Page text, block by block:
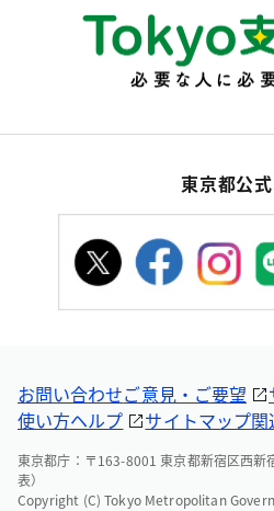
東京都公
お問い合わせご意見・ご要望
使い方ヘルプ
サイトマップ関
東京都庁：〒163-8001 東京都新宿区西
表）
Copyright (C) Tokyo Metropolitan